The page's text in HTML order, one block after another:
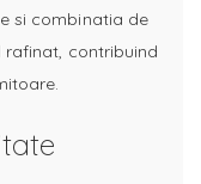
si combinatia de
rafinat, contribuind